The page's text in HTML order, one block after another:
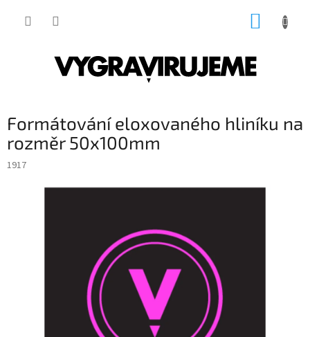
Formátování eloxovaného hliníku na
rozměr 50x100mm
1917